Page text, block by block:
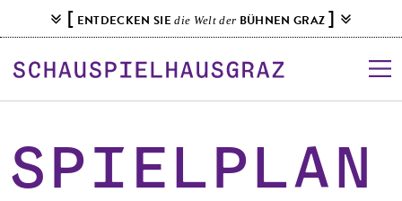
k
p
t
n
[ ENTDECKEN SIEdie Welt der BÜHNEN GRAZ ]
Spielplan